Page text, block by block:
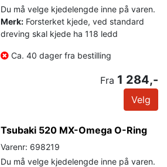
Du må velge kjedelengde inne på varen.
Merk: Forsterket kjede, ved standard
dreving skal kjede ha 118 ledd
Ca. 40 dager fra bestilling
Fra 1 284,-
Velg
Tsubaki 520 MX-Omega O-Ring
Varenr: 698219
Du må velge kjedelengde inne på varen.